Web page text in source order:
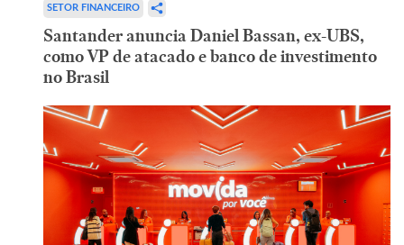
SETOR FINANCEIRO
Santander anuncia Daniel Bassan, ex-UBS,
como VP de atacado e banco de investimento
no Brasil